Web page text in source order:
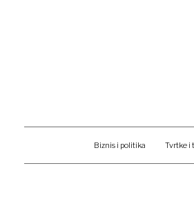
Biznis i politika Tvrtke i